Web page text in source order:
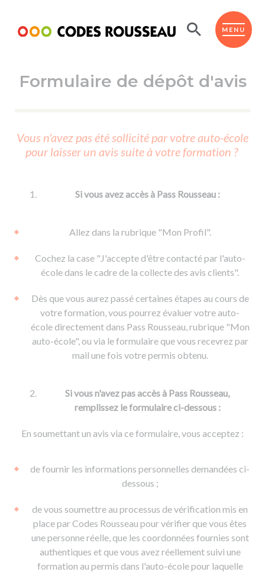
MENU
ESPACE ÉLÈVE
Code de la route
Passer l'ASSR
Réviser le code
Passer l'ETM
Permis voiture
Permis remorque
Permis & handicap
d'apprentissage
De la conduite en voiture
De la conduite à moto
Voir tous les supports
Formations pro.
Permis poids lourd
Formation FCO
Formation CACES
Devenir enseignant de la conduite
Ressources
Formulaire de dépôt d'avis
Vous n'avez pas été sollicité par votre auto-école
pour laisser un avis suite à votre formation ?
Si vous avez accès à Pass Rousseau :
Allez dans la rubrique "Mon Profil".
Cochez la case "J'accepte d'être contacté par l'auto-
école dans le cadre de la collecte des avis clients".
Dès que vous aurez passé certaines étapes au cours de
votre formation, vous pourrez évaluer votre auto-
école directement dans Pass Rousseau, rubrique "Mon
auto-école", ou via le formulaire que vous recevrez par
mail une fois votre permis obtenu.
Si vous n'avez pas accès à Pass Rousseau,
remplissez le formulaire ci-dessous :
En soumettant un avis via ce formulaire, vous acceptez :
de fournir les informations personnelles demandées ci-
dessous ;
de vous soumettre au processus de vérification mis en
place par Codes Rousseau pour vérifier que vous êtes
une personne réelle, que les coordonnées fournies sont
authentiques et que vous avez réellement suivi une
formation au permis dans l'auto-école pour laquelle